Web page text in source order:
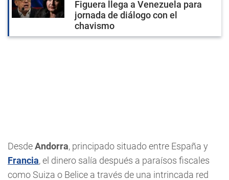
Figuera llega a Venezuela para
jornada de diálogo con el
chavismo
DesdeAndorra, principado situado entre España y
Francia, el dinero salía después a paraísos fiscales
como Suiza o Belice a través de una intrincada red